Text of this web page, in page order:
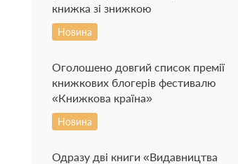
книжка зі знижкою
Новина
Оголошено довгий список премії
книжкових блогерів фестивалю
«Книжкова країна»
Новина
Одразу дві книги «Видавництва